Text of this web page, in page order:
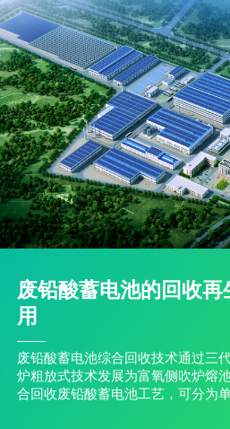
废铅酸蓄电池的回收
用
废铅酸蓄电池综合回收技术通过三
炉粗放式技术发展为富氧侧吹炉熔
合回收废铅酸蓄电池工艺，可分为